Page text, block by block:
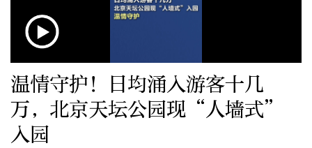
温情守护！日均涌入游客十几
万，北京天坛公园现“人墙式”
入园